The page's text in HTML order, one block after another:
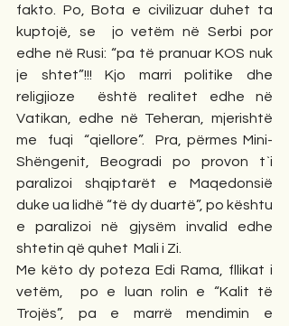
fakto. Po, Bota e civilizuar duhet ta
kuptojë, se  jo vetëm në Serbi por
edhe në Rusi: “pa të pranuar KOS nuk
je shtet”!!! Kjo marri politike dhe
religjioze  është realitet edhe në
Vatikan, edhe në Teheran, mjerishtë
me  fuqi  “qiellore”.  Pra, përmes Mini-
Shëngenit, Beogradi po provon t`i
paralizoi shqiptarët e Maqedonsië
duke ua lidhë “të dy duartë”, po kështu
e paralizoi në gjysëm invalid edhe
shtetin që quhet  Mali i Zi.
Me këto dy poteza Edi Rama, fllikat i
vetëm,  po e luan rolin e “Kalit të
Trojës”, pa e marrë mendimin e